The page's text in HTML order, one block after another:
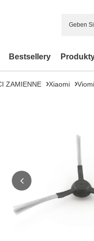
Bestsellery
ZAMIENNE Xiaomi